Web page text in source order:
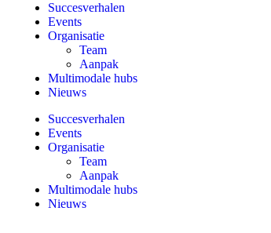
Succesverhalen
Events
Organisatie
Team
Aanpak
Multimodale hubs
Nieuws
Succesverhalen
Events
Organisatie
Team
Aanpak
Multimodale hubs
Nieuws